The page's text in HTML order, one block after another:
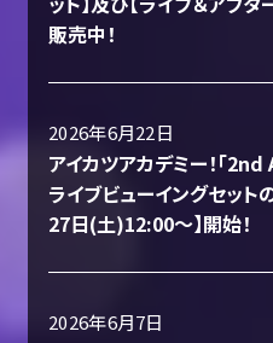
販売中！
2026年6月22日
アイカツアカデミー！「
ライブビューイングセット
27日(土)12:00〜】開始！
2026年6月7日